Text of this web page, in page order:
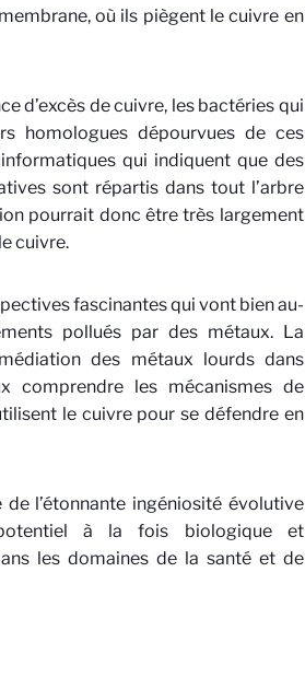
où ils piègent le cuivre en
d’excès de cuivre, les bactéries qui
homologues dépourvues de ces
qui indiquent que des
sont répartis dans tout l’arbre
pourrait donc être très largement
cuivre.
fascinantes qui vont bien au-
pollués par des métaux. La
des métaux lourds dans
comprendre les mécanismes de
le cuivre pour se défendre en
l’étonnante ingéniosité évolutive
à la fois biologique et
les domaines de la santé et de